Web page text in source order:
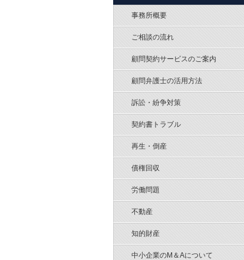
事務所概要
ご相談の流れ
顧問契約サービスのご案内
顧問弁護士の活用方法
訴訟・紛争対策
契約書トラブル
再生・倒産
債権回収
労働問題
不動産
知的財産
中小企業のM＆Aについて